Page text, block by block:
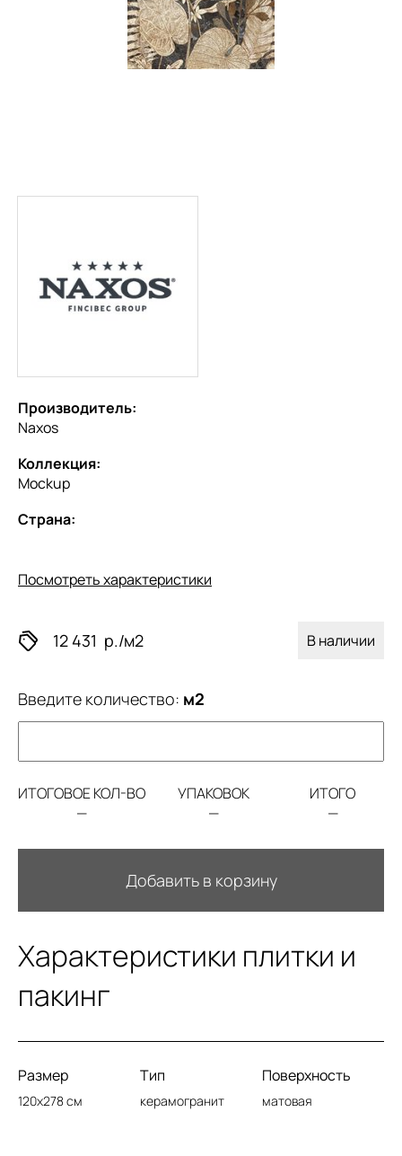
Производитель:
Naxos
Коллекция:
Mockup
Страна:
Посмотреть характеристики
12 431 р./м2 В наличии
Введите количество: м2
ИТОГОВОЕ КОЛ-ВО
—
УПАКОВОК
—
ИТОГО
—
Добавить в корзину
Характеристики плитки и
пакинг
Размер
120x278 см
Тип
керамогранит
Поверхность
матовая